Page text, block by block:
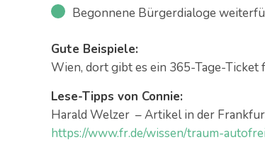
Begonnene Bürgerdialoge
Gute Beispiele:
Wien, dort gibt es ein 365-Tage-
Lese-Tipps von Connie:
Harald Welzer – Artikel in der
https://www.fr.de/wissen/traum-